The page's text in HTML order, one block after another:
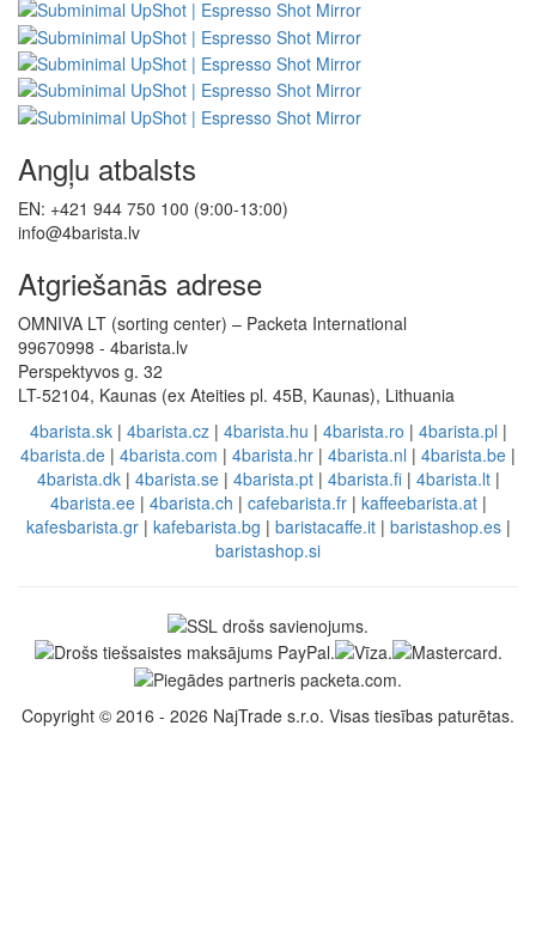
Angļu atbalsts
EN: +421 944 750 100 (9:00-13:00)
info@4barista.lv
Atgriešanās adrese
OMNIVA LT (sorting center) – Packeta International
99670998 - 4barista.lv
Perspektyvos g. 32
LT-52104, Kaunas (ex Ateities pl. 45B, Kaunas), Lithuania
4barista.sk| 4barista.cz| 4barista.hu | 4barista.ro | 4barista.pl |
4barista.de | 4barista.com | 4barista.hr | 4barista.nl | 4barista.be |
4barista.dk| 4barista.se| 4barista.pt| 4barista.fi| 4barista.lt|
4barista.ee| 4barista.ch | cafebarista.fr| kaffeebarista.at|
kafesbarista.gr| kafebarista.bg | baristacaffe.it| baristashop.es|
baristashop.si
Copyright © 2016 - 2026 NajTrade s.r.o. Visas tiesības paturētas.